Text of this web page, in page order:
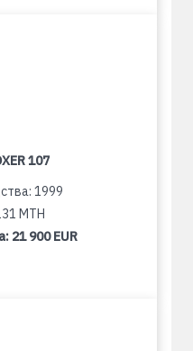
107
1999
MTH
21 900 EUR